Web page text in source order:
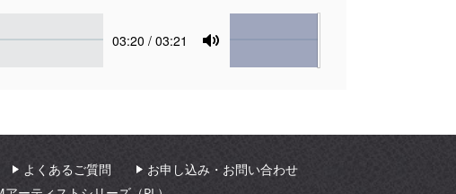
Current
03:20 / 03:21
Mute
Volume
よくあるご質問
お申し込み・お問い合わせ